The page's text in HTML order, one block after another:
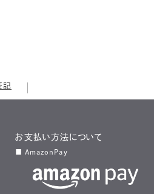
記
お支払い方法について
■ AmazonPay